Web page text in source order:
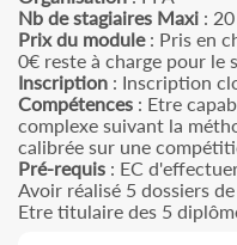
Nb de stagiaires Maxi : 20
Prix du module: Pris en
0€ reste à charge pour le
Inscription : Inscription
Compétences : Etre
complexe suivant la
calibrée sur une
Pré-requis : EC
Avoir réalisé 5 dossiers
Etre titulaire des 5